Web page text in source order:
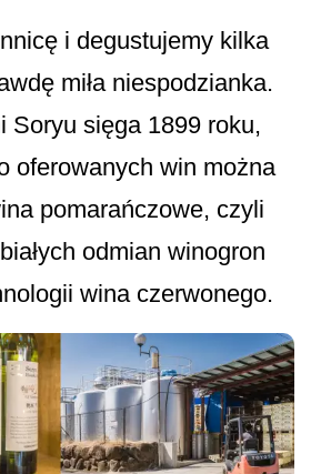
i degustujemy kilka
miła niespodzianka.
Soryu sięga 1899 roku,
oferowanych win można
pomarańczowe, czyli
odmian winogron
wina czerwonego.